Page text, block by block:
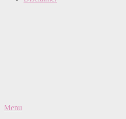
Primary
Menu